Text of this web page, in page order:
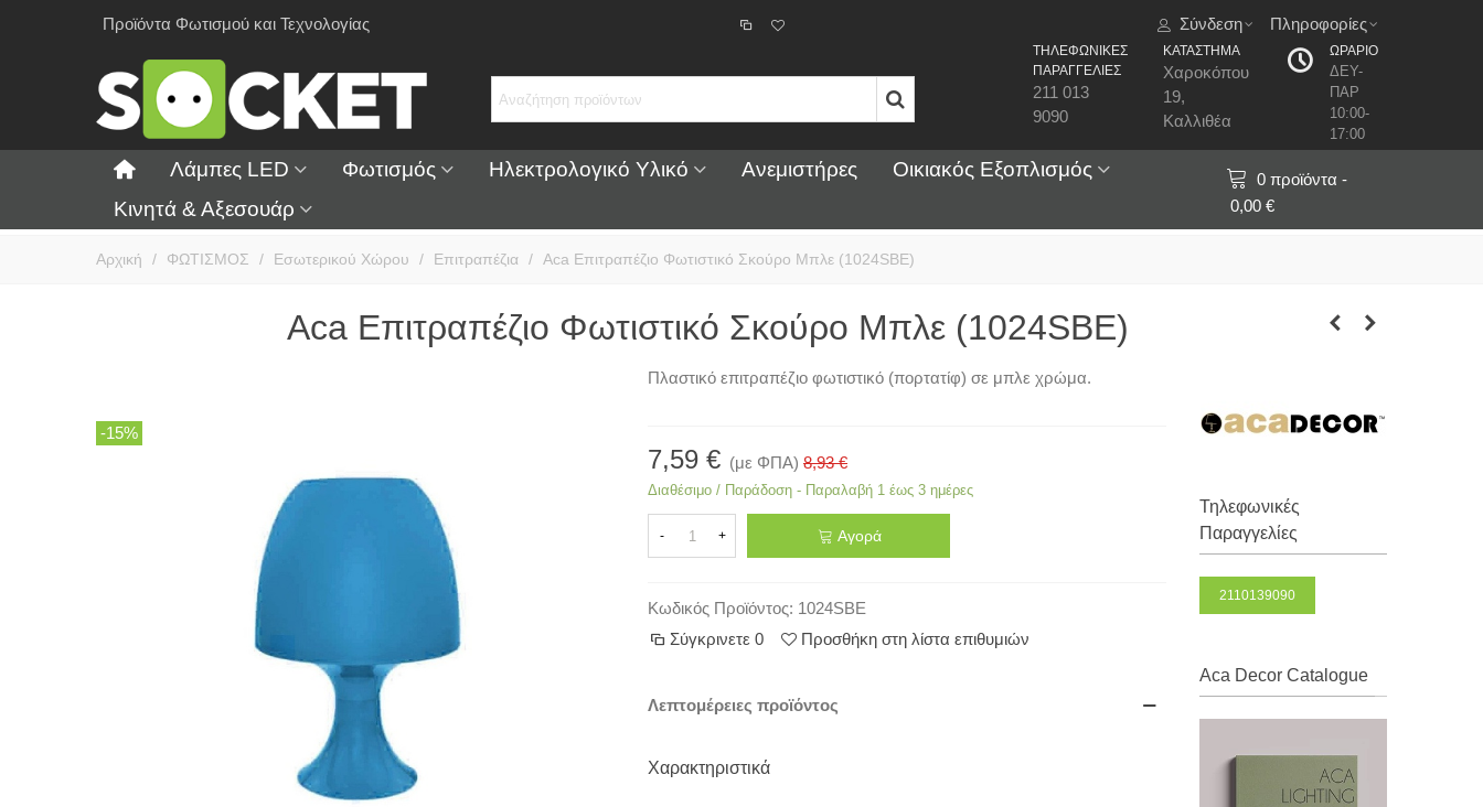
Προϊόντα Φωτισμού και Τεχνολογίας Σύνδεση Πληροφορίες
ΤΗΛΕΦΩΝΙΚΕΣ
ΠΑΡΑΓΓΕΛΙΕΣ
211 013
9090
ΚΑΤΑΣΤΗΜΑ
Χαροκόπου
19,
Καλλιθέα
ΩΡΑΡΙΟ
ΔΕΥ-
ΠΑΡ
10:00-
17:00
Λάμπες LED Φωτισμός Ηλεκτρολογικό Υλικό Ανεμιστήρες
Οικιακός Εξοπλισμός
Κινητά & Αξεσουάρ
0 προϊόντα -
0,00 €
Αρχική / ΦΩΤΙΣΜΟΣ / Εσωτερικού Χώρου / Επιτραπέζια / Aca Επιτραπέζιο Φωτιστικό Σκούρο Μπλε (1024SBE)
Aca Επιτραπέζιο Φωτιστικό Σκούρο Μπλε (1024SBE)
-15%
Πλαστικό επιτραπέζιο φωτιστικό (πορτατίφ) σε μπλε χρώμα.
7,59 € (με ΦΠΑ) 8,93 €
Διαθέσιμο / Παράδοση - Παραλαβή 1 έως 3 ημέρες
- + Αγορά
Κωδικός Προϊόντος: 1024SBE
Σύγκρινετε 0 Προσθήκη στη λίστα επιθυμιών
Λεπτομέρειες προϊόντος
Χαρακτηριστικά
Τηλεφωνικές
Παραγγελίες
2110139090
Aca Decor Catalogue